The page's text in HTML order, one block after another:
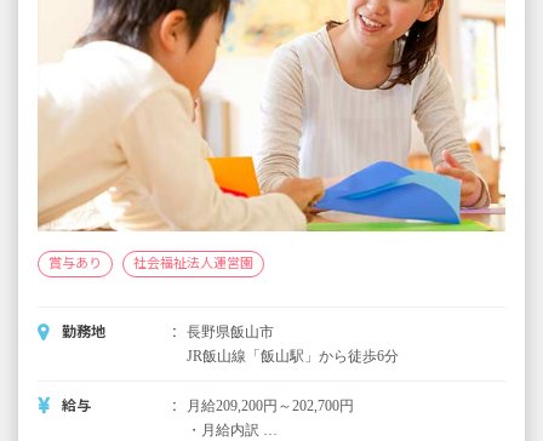
賞与あり 社会福祉法人運営園
勤務地
長野県飯山市
JR飯山線「飯山駅」から徒歩6分
給与
月給209,200円～202,700円
・月給内訳